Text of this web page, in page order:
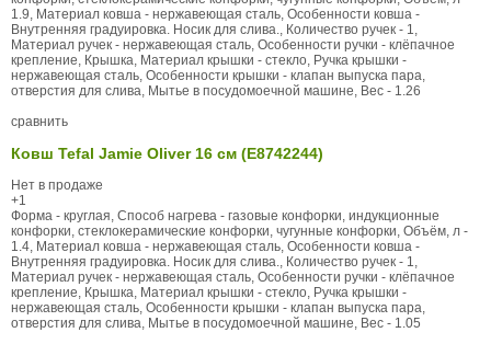
1.9, Материал ковша - нержавеющая сталь, Особенности ковша -
Внутренняя градуировка. Носик для слива., Количество ручек - 1,
Материал ручек - нержавеющая сталь, Особенности ручки - клёпачное
крепление, Крышка, Материал крышки - стекло, Ручка крышки -
нержавеющая сталь, Особенности крышки - клапан выпуска пара,
отверстия для слива, Мытье в посудомоечной машине, Вес - 1.26
сравнить
Ковш Tefal Jamie Oliver 16 см (E8742244)
Нет в продаже
+1
Форма - круглая, Способ нагрева - газовые конфорки, индукционные
конфорки, стеклокерамические конфорки, чугунные конфорки, Объём, л -
1.4, Материал ковша - нержавеющая сталь, Особенности ковша -
Внутренняя градуировка. Носик для слива., Количество ручек - 1,
Материал ручек - нержавеющая сталь, Особенности ручки - клёпачное
крепление, Крышка, Материал крышки - стекло, Ручка крышки -
нержавеющая сталь, Особенности крышки - клапан выпуска пара,
отверстия для слива, Мытье в посудомоечной машине, Вес - 1.05